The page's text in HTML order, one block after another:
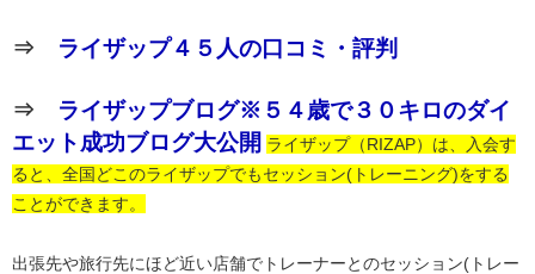
⇒ ライザップ４５人の口コミ・評判
⇒ ライザップブログ※５４歳で３０キロのダイ
エット成功ブログ大公開 ライザップ（RIZAP）は、入会す
ると、全国どこのライザップでもセッション(トレーニング)をする
ことができます。
出張先や旅行先にほど近い店舗でトレーナーとのセッション(トレー